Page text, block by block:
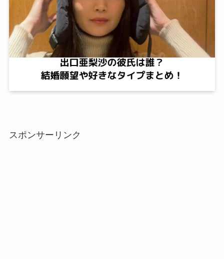
スポンサーリンク